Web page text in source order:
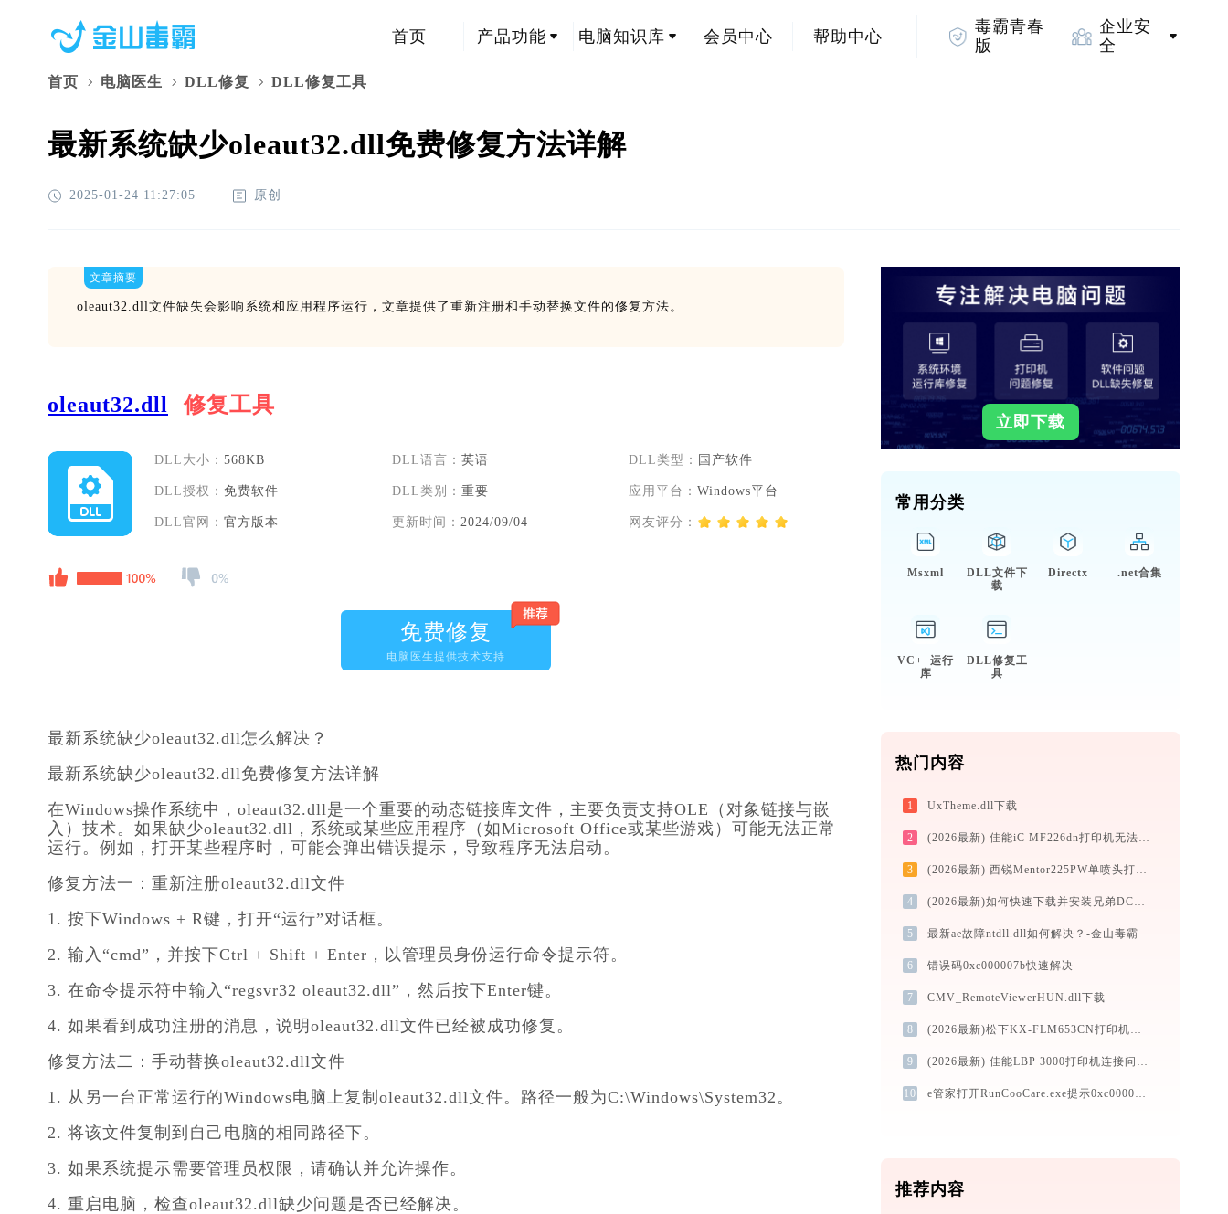
首页 产品功能 电脑知识库 会员中心 帮助中心
毒霸青春
版
企业安
全
首页 电脑医生 DLL修复 DLL修复工具
最新系统缺少oleaut32.dll免费修复方法详解
2025-01-24 11:27:05 原创
文章摘要
oleaut32.dll文件缺失会影响系统和应用程序运行，文章提供了重新注册和手动替换文件的修复方法。
oleaut32.dll 修复工具
DLL大小： 568KB
DLL授权： 免费软件
DLL官网： 官方版本
DLL语言： 英语
DLL类别： 重要
更新时间： 2024/09/04
DLL类型： 国产软件
应用平台：Windows平台
网友评分：
免费修复
电脑医生提供技术支持
最新系统缺少oleaut32.dll怎么解决？
最新系统缺少oleaut32.dll免费修复方法详解
在Windows操作系统中，oleaut32.dll是一个重要的动态链接库文件，主要负责支持OLE（对象链接与嵌
入）技术。如果缺少oleaut32.dll，系统或某些应用程序（如Microsoft Office或某些游戏）可能无法正常
运行。例如，打开某些程序时，可能会弹出错误提示，导致程序无法启动。
修复方法一：重新注册oleaut32.dll文件
1. 按下Windows + R键，打开“运行”对话框。
2. 输入“cmd”，并按下Ctrl + Shift + Enter，以管理员身份运行命令提示符。
3. 在命令提示符中输入“regsvr32 oleaut32.dll”，然后按下Enter键。
4. 如果看到成功注册的消息，说明oleaut32.dll文件已经被成功修复。
修复方法二：手动替换oleaut32.dll文件
1. 从另一台正常运行的Windows电脑上复制oleaut32.dll文件。路径一般为C:\Windows\System32。
2. 将该文件复制到自己电脑的相同路径下。
3. 如果系统提示需要管理员权限，请确认并允许操作。
4. 重启电脑，检查oleaut32.dll缺少问题是否已经解决。
立即下载
常用分类
Msxml
DLL文件下
载
Directx .net合集
VC++运行
库
DLL修复工
具
热门内容
1 UxTheme.dll下载
2 (2026最新) 佳能iC MF226dn打印机无法连接？教你如何解决 -金山毒霸
3 (2026最新) 西锐Mentor225PW单喷头打印机连接问题解决方法 - 金山毒霸
4 (2026最新)如何快速下载并安装兄弟DCP-7190DW打印机驱动：详细步骤解析
5 最新ae故障ntdll.dll如何解决？-金山毒霸
6 错误码0xc000007b快速解决
7 CMV_RemoteViewerHUN.dll下载
8 (2026最新)松下KX-FLM653CN打印机驱动下载与安装指南：一步步教您操作
9 (2026最新) 佳能LBP 3000打印机连接问题解决攻略 - 金山毒霸
10 e管家打开RunCooCare.exe提示0xc000007b错误码怎么办
推荐内容